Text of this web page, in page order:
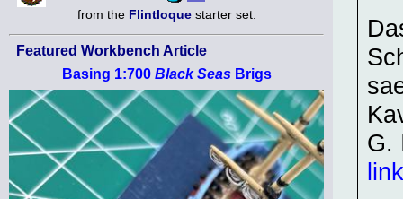
from the Flintloquestarter set.
Featured Workbench Article
Basing 1:700 Black SeasBrigs
G.
link